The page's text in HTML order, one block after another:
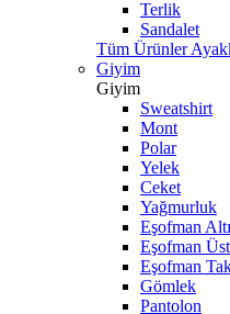
Terlik
Sandalet
Tüm Ürünler
Giyim
Giyim
Sweatshirt
Mont
Polar
Yelek
Ceket
Yağmurluk
Eşofman Altı
Eşofman
Eşofman
Gömlek
Pantolon